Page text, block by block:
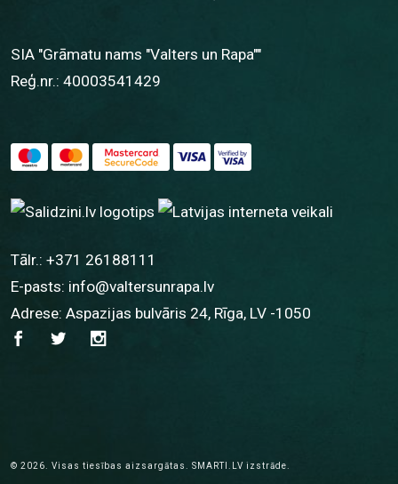
SIA "Grāmatu nams "Valters un Rapa""
Reģ.nr.: 40003541429
Tālr.: +371 26188111
E-pasts: info@valtersunrapa.lv
Adrese: Aspazijas bulvāris 24, Rīga, LV -1050
© 2026. Visas tiesības aizsargātas. SMARTI.LV izstrāde.